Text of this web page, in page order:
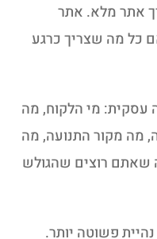
אתר מלא. אתר
כל מה שצריך כרגע
עסקית: מי הלקוח, מה
מה מקור התנועה, מה
שאתם רוצים שהגולש
פשוטה יותר.